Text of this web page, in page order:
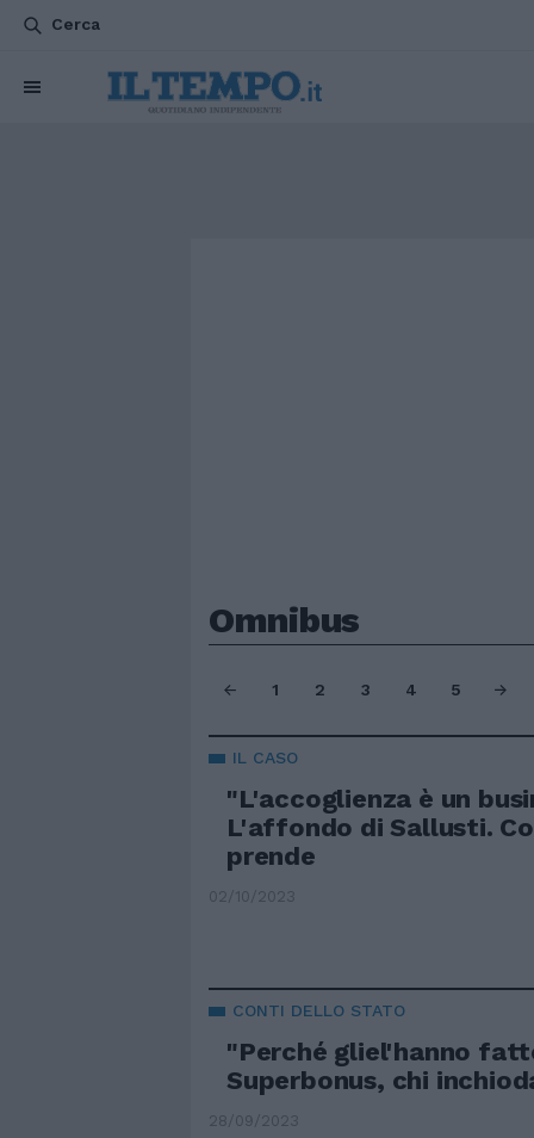
Cerca
Omnibus
1 2 3 4 5
IL CASO
"L'accoglienza è un
L'affondo di Sallusti.
prende
02/10/2023
CONTI DELLO STATO
"Perché gliel'hanno
Superbonus, chi
28/09/2023